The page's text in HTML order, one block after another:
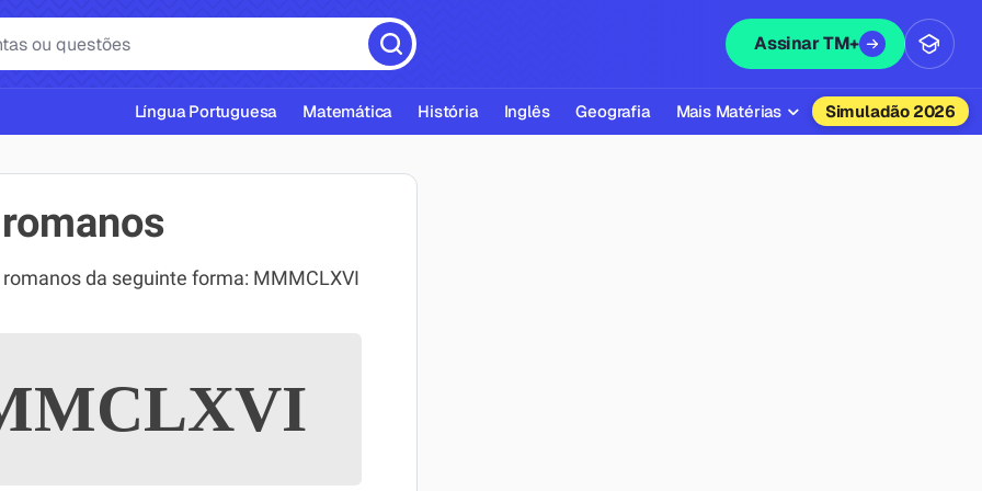
Assinar TM+
ABNT
Língua Portuguesa Matemática História Inglês Geografia Mais Matérias Simuladão 2026
da seguinte forma: MMMCLXVI